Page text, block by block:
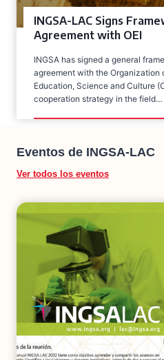
INGSA-LAC Signs
Agreement with OEI
INGSA has signed a general
agreement with the Organization
Education, Science and Culture
cooperation strategy in the field…
Eventos de INGSA-LAC
Ver todos los eventos